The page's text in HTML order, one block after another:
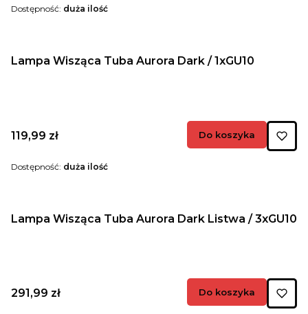
Dostępność: duża ilość
Lampa Wisząca Tuba Aurora Dark / 1xGU10
Cena
119,99 zł Do koszyka
Dostępność: duża ilość
Lampa Wisząca Tuba Aurora Dark Listwa / 3xGU10
Cena
291,99 zł Do koszyka